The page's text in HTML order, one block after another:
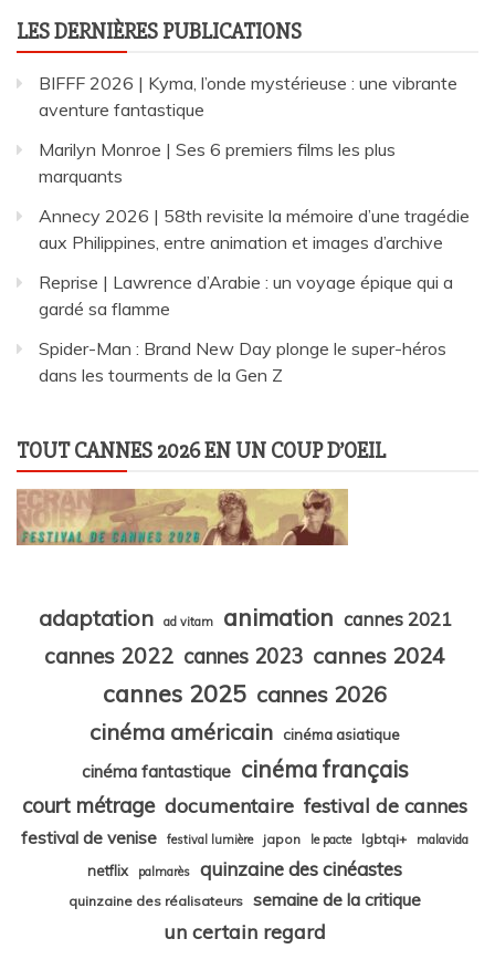
LES DERNIÈRES PUBLICATIONS
BIFFF 2026 | Kyma, l’onde mystérieuse : une vibrante
aventure fantastique
Marilyn Monroe | Ses 6 premiers films les plus
marquants
Annecy 2026 | 58th revisite la mémoire d’une tragédie
aux Philippines, entre animation et images d’archive
Reprise | Lawrence d’Arabie : un voyage épique qui a
gardé sa flamme
Spider-Man : Brand New Day plonge le super-héros
dans les tourments de la Gen Z
TOUT CANNES 2026 EN UN COUP D’OEIL
adaptation ad vitam animation cannes 2021
cannes 2022 cannes 2023 cannes 2024
cannes 2025 cannes 2026
cinéma américain
cinéma asiatique
cinéma fantastique cinéma français
court métrage documentaire festival de cannes
festival de venise festival lumière japon le pacte lgbtqi+ malavida
netflix palmarès quinzaine des cinéastes
quinzaine des réalisateurs semaine de la critique
un certain regard